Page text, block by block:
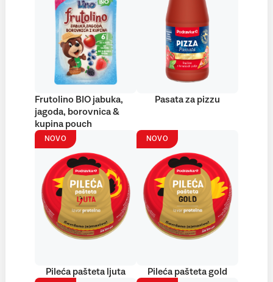
Frutolino BIO jabuka,
jagoda, borovnica &
kupina pouch
Pasata za pizzu
NOVO
Pileća pašteta ljuta
NOVO
Pileća pašteta gold